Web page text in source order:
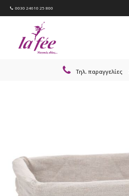
0030 24610 25 800
Τηλ. παραγγελίες